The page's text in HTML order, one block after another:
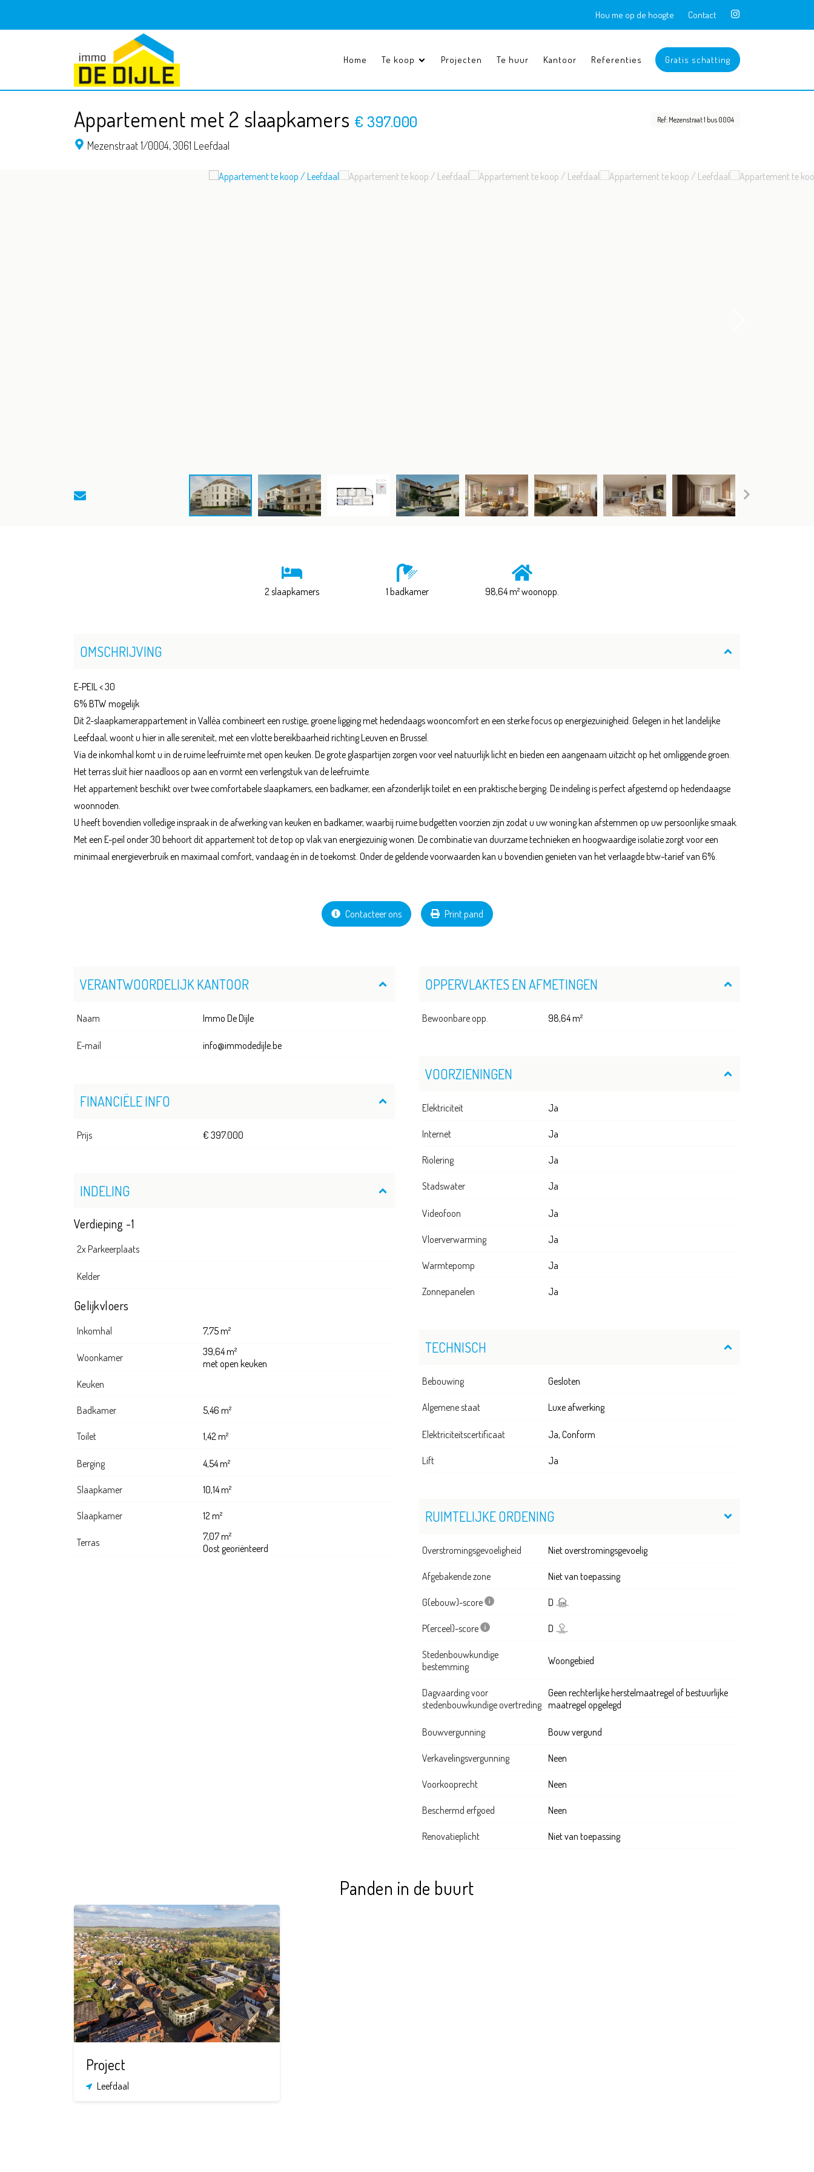
Hou me op de hoogte Contact
Home Te koop Projecten Te huur Kantoor Referenties Gratis schatting
Appartement met 2 slaapkamers € 397.000
Mezenstraat 1/0004,3061 Leefdaal
Ref: Mezenstraat 1 bus 0004
2 slaapkamers 1 badkamer 98,64 m² woonopp.
OMSCHRIJVING
E-PEIL < 30
6% BTW mogelijk
Dit 2-slaapkamerappartement in Valléa combineert een rustige, groene ligging met hedendaags wooncomfort en een sterke focus op energiezuinigheid. Gelegen in het landelijke
Leefdaal, woont u hier in alle sereniteit, met een vlotte bereikbaarheid richting Leuven en Brussel.
Via de inkomhal komt u in de ruime leefruimte met open keuken. De grote glaspartijen zorgen voor veel natuurlijk licht en bieden een aangenaam uitzicht op het omliggende groen.
Het terras sluit hier naadloos op aan en vormt een verlengstuk van de leefruimte.
Het appartement beschikt over twee comfortabele slaapkamers, een badkamer, een afzonderlijk toilet en een praktische berging. De indeling is perfect afgestemd op hedendaagse
woonnoden.
U heeft bovendien volledige inspraak in de afwerking van keuken en badkamer, waarbij ruime budgetten voorzien zijn zodat u uw woning kan afstemmen op uw persoonlijke smaak.
Met een E-peil onder 30 behoort dit appartement tot de top op vlak van energiezuinig wonen. De combinatie van duurzame technieken en hoogwaardige isolatie zorgt voor een
minimaal energieverbruik en maximaal comfort, vandaag én in de toekomst. Onder de geldende voorwaarden kan u bovendien genieten van het verlaagde btw-tarief van 6%.
Contacteer ons Print pand
VERANTWOORDELIJK KANTOOR
Naam Immo De Dijle
E-mail info@immodedijle.be
FINANCIËLE INFO
Prijs € 397.000
INDELING
Verdieping -1
2x Parkeerplaats
Kelder
Gelijkvloers
Inkomhal 7,75 m²
Woonkamer
39,64 m²
met open keuken
Keuken
Badkamer 5,46 m²
Toilet 1,42 m²
Berging 4,54 m²
Slaapkamer 10,14 m²
Slaapkamer 12 m²
Terras
7,07 m²
Oost georiënteerd
OPPERVLAKTES EN AFMETINGEN
Bewoonbare opp. 98,64 m²
VOORZIENINGEN
Elektriciteit Ja
Internet Ja
Riolering Ja
Stadswater Ja
Videofoon Ja
Vloerverwarming Ja
Warmtepomp Ja
Zonnepanelen Ja
TECHNISCH
Bebouwing Gesloten
Algemene staat Luxe afwerking
Elektriciteitscertificaat Ja, Conform
Lift Ja
RUIMTELIJKE ORDENING
Overstromingsgevoeligheid Niet overstromingsgevoelig
Afgebakende zone Niet van toepassing
G(ebouw)-score D
P(erceel)-score D
Stedenbouwkundige
bestemming
Woongebied
Dagvaarding voor
stedenbouwkundige overtreding
Geen rechterlijke herstelmaatregel of bestuurlijke
maatregel opgelegd
Bouwvergunning Bouw vergund
Verkavelingsvergunning Neen
Voorkooprecht Neen
Beschermd erfgoed Neen
Renovatieplicht Niet van toepassing
Panden in de buurt
Project
Leefdaal